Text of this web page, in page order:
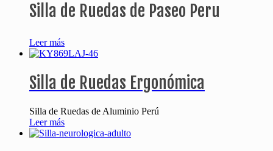
Silla de Ruedas de Paseo Peru
Leer más
Silla de Ruedas Ergonómica
Silla de Ruedas de Aluminio Perú
Leer más